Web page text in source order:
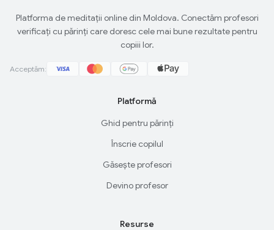
Platforma de meditații online din Moldova. Conectăm profesori
verificați cu părinți care doresc cele mai bune rezultate pentru
copiii lor.
Acceptăm:
Platformă
Ghid pentru părinți
Înscrie copilul
Găsește profesori
Devino profesor
Resurse